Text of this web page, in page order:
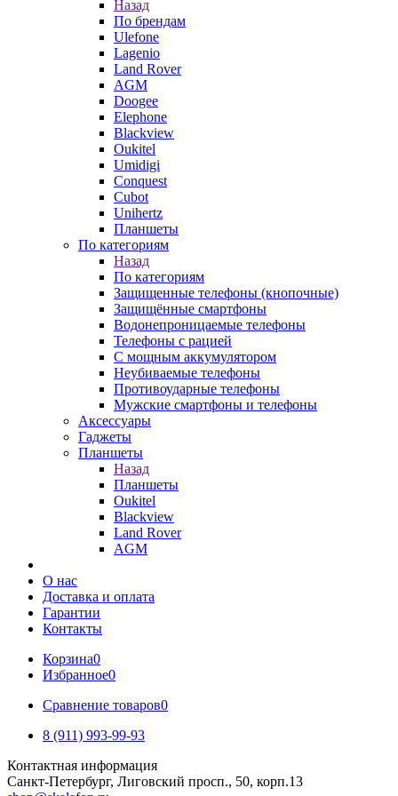
Назад
По брендам
Ulefone
Lagenio
Land Rover
AGM
Doogee
Elephone
Blackview
Oukitel
Umidigi
Conquest
Cubot
Unihertz
Планшеты
По категориям
Назад
По категориям
Защищенные телефоны (кнопочные)
Защищённые смартфоны
Водонепроницаемые телефоны
Телефоны с рацией
С мощным аккумулятором
Неубиваемые телефоны
Противоударные телефоны
Мужские смартфоны и телефоны
Аксессуары
Гаджеты
Планшеты
Назад
Планшеты
Oukitel
Blackview
Land Rover
AGM
О нас
Доставка и оплата
Гарантии
Контакты
Корзина0
Избранное0
Сравнение товаров0
8 (911) 993-99-93
Контактная информация
Санкт-Петербург, Лиговский просп., 50, корп.13